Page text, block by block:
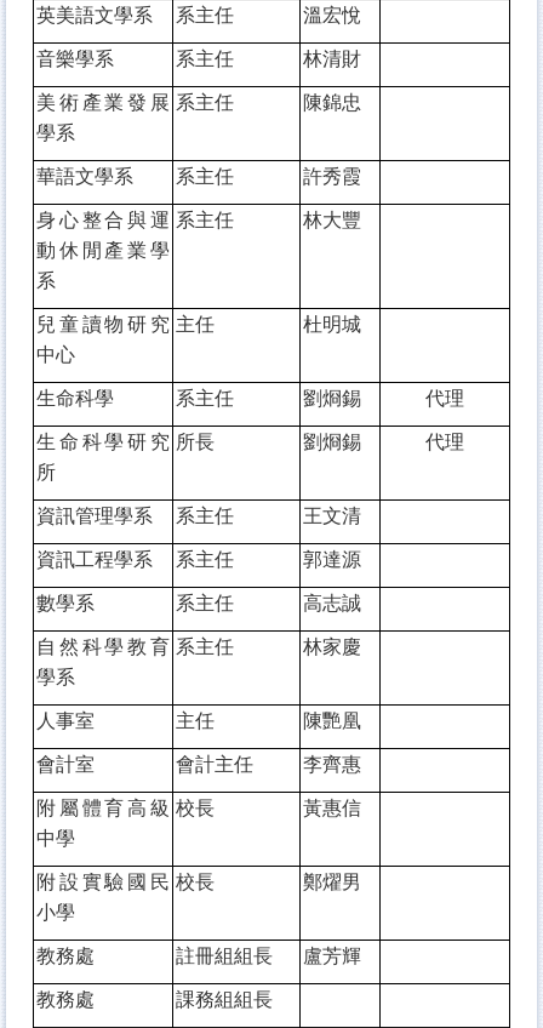
英美語文學系 系主任
溫宏悅
音樂學系
系主任
林清財
美術產業發展
學系
系主任 陳錦忠
華語文學系 系主任
許秀霞
身心整合與運
動休閒產業學
系
系主任 林大豐
兒童讀物研究
中心
主任 杜明城
生命科學 系主任 劉烱錫
代理
生命科學研究
所
所長 劉烱錫 代理
資訊管理學系 系主任
王文清
資訊工程學系
系主任
郭達源
數學系
系主任
高志誠
自然科學教育
學系
系主任 林家慶
人事室 主任
陳艷凰
會計室
會計主任
李齊惠
附屬體育高級
中學
校長 黃惠信
附設實驗國民
小學
校長 鄭燿男
教務處 註冊組組長
盧芳輝
教務處
課務組組長